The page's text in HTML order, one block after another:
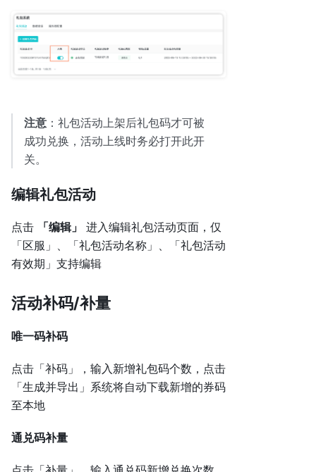
注意 ：礼包活动上架后礼包码才可被
成功兑换，活动上线时务必打开此开
关。
编辑礼包活动
点击 「编辑」
进入编辑礼包活动页面，仅
「区服」、「礼包活动名称」、「礼包活动
有效期」支持编辑
活动补码/补量
唯一码补码
点击「补码」，输入新增礼包码个数，点击
「生成并导出」系统将自动下载新增的券码
至本地
通兑码补量